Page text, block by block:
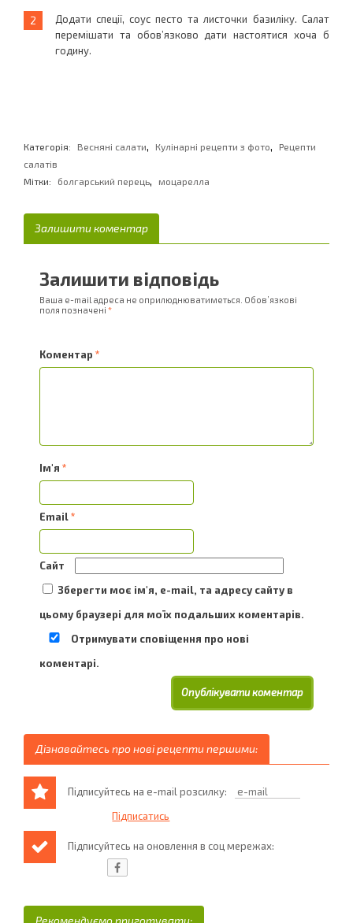
Додати спеції, соус песто та листочки базиліку. Салат
перемішати та обов’язково дати настоятися хоча б
годину.
Категорія: Весняні салати, Кулінарні рецепти з фото,
Рецепти
салатів
Мітки:
болгарський перець, моцарелла
Залишити коментар
Залишити відповідь
Ваша e-mail адреса не оприлюднюватиметься. Обов’язкові
поля позначені *
Коментар *
Ім'я *
Email*
Сайт
Зберегти моє ім'я, e-mail, та адресу сайту в
цьому браузері для моїх подальших коментарів.
Отримувати сповіщення про нові
коментарі.
Дізнавайтесь про нові рецепти першими:
Підписуйтесь на e-mail розсилку:
Підписуйтесь на оновлення в соц мережах:
Рекомендуємо приготувати: